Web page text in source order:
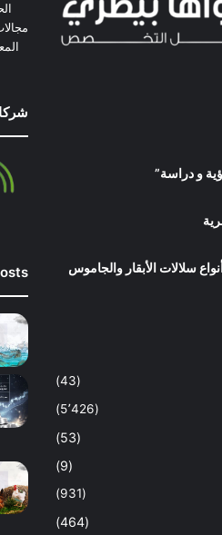
و دراسة”
سلالات الأبقار والجاموس
(43)
(5٬426)
(53)
(9)
(931)
(464)